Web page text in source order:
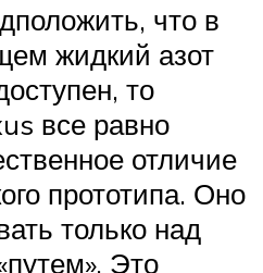
что в
жидкий азот
то
все равно
отличие
прототипа. Оно
только над
Это